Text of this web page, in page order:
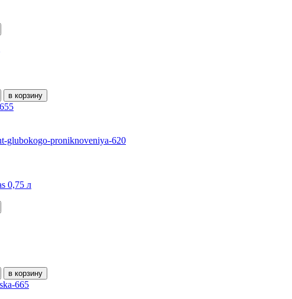
0,75 л